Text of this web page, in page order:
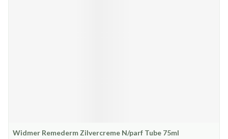
Widmer Remederm Zilvercreme N/parf Tube 75ml